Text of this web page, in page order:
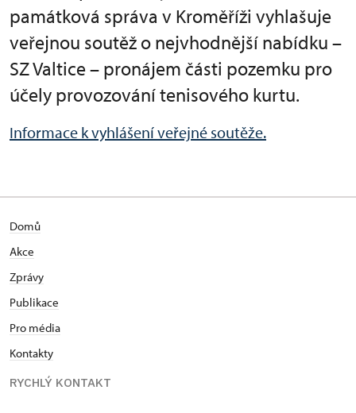
památková správa v Kroměříži vyhlašuje
veřejnou soutěž o nejvhodnější nabídku –
SZ Valtice – pronájem části pozemku pro
účely provozování tenisového kurtu.
Informace k vyhlášení veřejné soutěže.
Domů
Akce
Zprávy
Publikace
Pro média
Kontakty
RYCHLÝ KONTAKT